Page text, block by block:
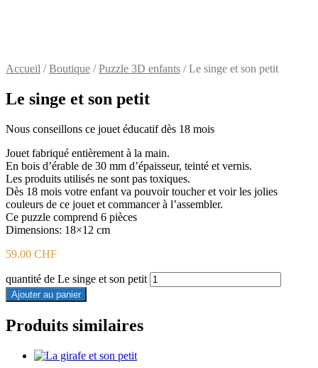
Accueil /Boutique /Puzzle 3D enfants / Le singe et son petit
Le singe et son petit
Nous conseillons ce jouet éducatif dès 18 mois
Jouet fabriqué entièrement à la main.
En bois d’érable de 30 mm d’épaisseur, teinté et vernis.
Les produits utilisés ne sont pas toxiques.
Dès 18 mois votre enfant va pouvoir toucher et voir les jolies
couleurs de ce jouet et commancer à l’assembler.
Ce puzzle comprend 6 pièces
Dimensions: 18×12 cm
59.00 CHF
quantité de Le singe et son petit
Ajouter au panier
Produits similaires